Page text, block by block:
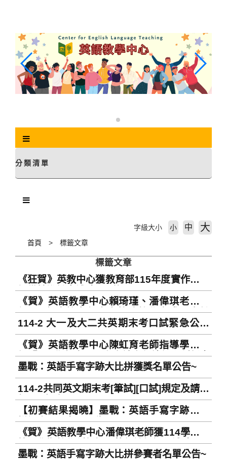
分類清單
首頁 標籤文章
字級大小 小 中 大
標籤文章
《狂賀》英教中心獲教育部115年度實作場域
設備精進計畫補助350萬！
《賀》英語教學中心賴琦瑾、潘偉琪老師獲
得115年度教育部大專校院教學實踐研究計
畫！
114-2 大一及大二共英期末考口試緊急公告
(115/06/26)
《賀》英語教學中心陳虹育老師指導學生參
加『114學年度全國人文社會永續行動創新應
用競賽』獲獎
墨戰：英語手寫字跡大比拼獲獎名單公告~
114-2共同英文期末考[筆試][口試]規定及請假
相關事宜 Regulations related to 114-2
General English Final Examination
Schedule (Written Test/ Oral Test) and
application for leave
【初賽結果揭曉】墨戰：英語手寫字跡大比
拼初賽入圍名單公告~~
《賀》英語教學中心潘偉琪老師獲114學年度
第一學期教學創新課程執行績優課程補助
墨戰：英語手寫字跡大比拼參賽者名單公告~